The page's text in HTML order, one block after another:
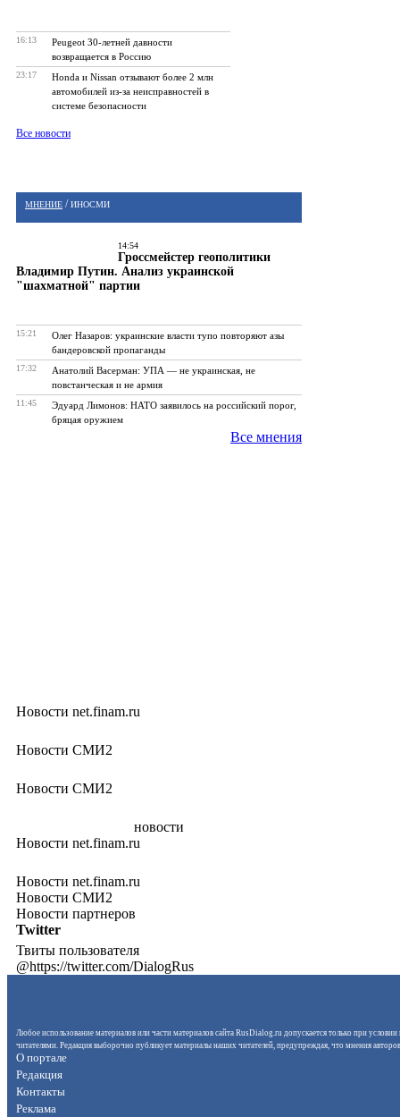
16:13
Peugeot 30-летней давности
возвращается в Россию
23:17
Honda и Nissan отзывают более 2 млн
автомобилей из-за неисправностей в
системе безопасности
Все новости
МНЕНИЕ /ИНОСМИ
14:54
Гроссмейстер геополитики
Владимир Путин. Анализ украинской
"шахматной" партии
15:21
Олег Назаров: украинские власти тупо повторяют азы
бандеровской пропаганды
17:32
Анатолий Васерман: УПА — не украинская, не
повстанческая и не армия
11:45
Эдуард Лимонов: НАТО заявилось на российский порог,
бряцая оружием
Все мнения
Новости net.finam.ru
Новости СМИ2
Новости СМИ2
новости
Новости net.finam.ru
Новости net.finam.ru
Новости СМИ2
Новости партнеров
Twitter
Твиты пользователя
@https://twitter.com/DialogRus
Любое использование материалов или части материалов сайта RusDialog.ru допускается только при
читателями. Редакция выборочно публикует материалы наших читателей, предупреждая, что мнения
О портале
Редакция
Контакты
Реклама